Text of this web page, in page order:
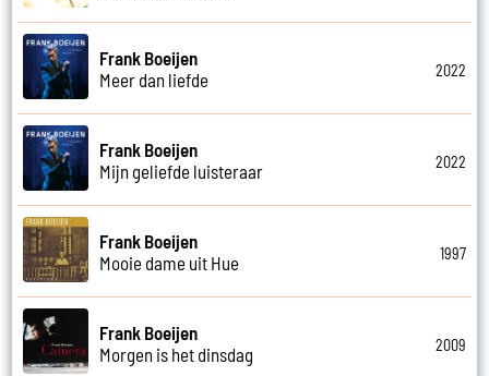
Frank Boeijen
Meer dan liefde
2022
Frank Boeijen
Mijn geliefde luisteraar
2022
Frank Boeijen
Mooie dame uit Hue
1997
Frank Boeijen
Morgen is het dinsdag
2009